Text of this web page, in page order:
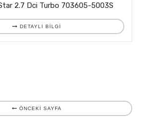
2.7 Dci Turbo 703605-5003S
DETAYLI BILGI
ÖNCEKİ SAYFA